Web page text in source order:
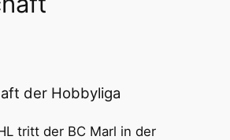
der Hobbyliga
tritt der BC Marl in der